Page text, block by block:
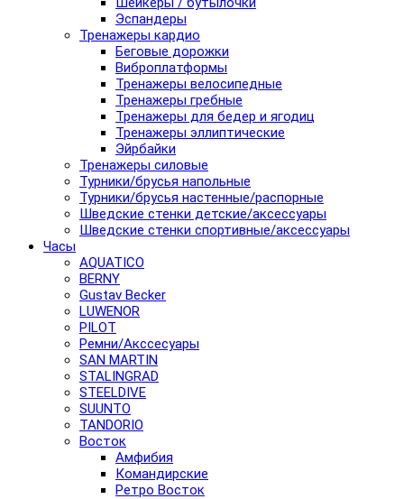
Эспандеры
Тренажеры кардио
Беговые дорожки
Виброплатформы
Тренажеры велосипедные
Тренажеры гребные
Тренажеры для бедер и ягодиц
Тренажеры эллиптические
Эйрбайки
Тренажеры силовые
Турники/брусья напольные
Турники/брусья настенные/распорные
Шведские стенки детские/аксессуары
Шведские стенки спортивные/аксессуары
Часы
AQUATICO
BERNY
Gustav Becker
LUWENOR
PILOT
Pемни/Акссесуары
SAN MARTIN
STALINGRAD
STEELDIVE
SUUNTO
TANDORIO
Восток
Амфибия
Командирские
Ретро Восток